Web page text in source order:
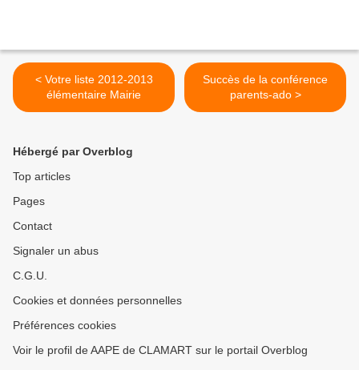
< Votre liste 2012-2013
élémentaire Mairie
Succès de la conférence
parents-ado >
Hébergé par Overblog
Top articles
Pages
Contact
Signaler un abus
C.G.U.
Cookies et données personnelles
Préférences cookies
Voir le profil de AAPE de CLAMART sur le portail Overblog